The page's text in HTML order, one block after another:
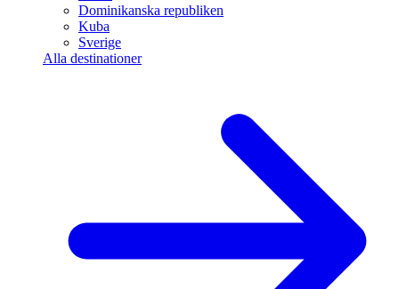
Dominikanska republiken
Kuba
Sverige
Alla destinationer